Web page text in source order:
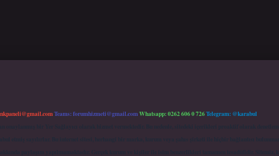
Teams:forumhizmeti@gmail.comWhatsapp: 0262 606 0 726Telegram: @karabul
bir Yer Sağlayıcı olarak hizmet vermektedir. Bu nedenle, sitedeki içerikleri proaktif olarak